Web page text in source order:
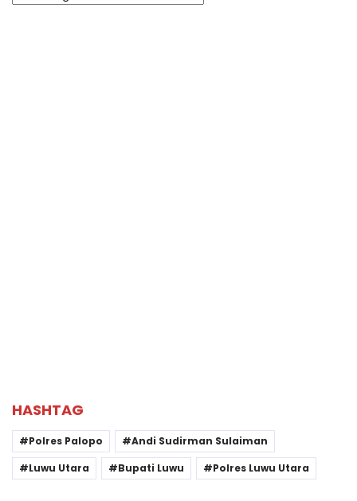
HASHTAG
Polres Palopo
Andi Sudirman Sulaiman
Luwu Utara
Bupati Luwu Polres Luwu Utara